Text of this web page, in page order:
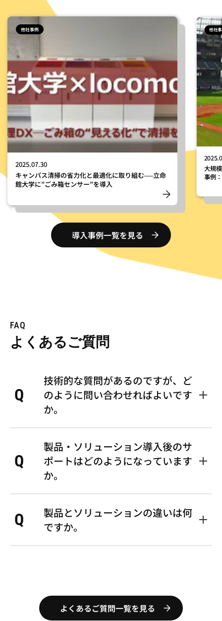
他社事例
2025.07.30
キャンパス清掃の省力化と最適化に取り組む──立命
館大学に”ごみ箱センサー”を導入
他社
大規
事例
導入事例一覧を見る
FAQ
よくあるご質問
Q
技術的な質問があるのですが、ど
のように問い合わせればよいです
か。
い合わせフォーム」を通じてご連絡
ください。お問い合わせの際は当該
記事のタイトル等もご記入頂けると
スムーズに確認させて頂きます。ご
質問内容は担当部署にて確認し、ご
てはご返信までにお時間をいただく
場合がありますので、ご了承くださ
Q
製品・ソリューション導入後のサ
ポートはどのようになっています
か。
ーションやご契約内容によって異な
りますので、詳しくは「お問い合わ
せフォーム」を通じてご連絡くださ
い。
Q
製品とソリューションの違いは何
ですか。
よくあるご質問一覧を見る